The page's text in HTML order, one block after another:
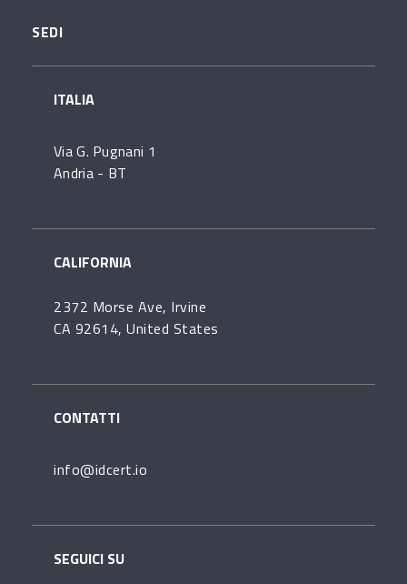
SEDI
ITALIA
Via G. Pugnani 1
Andria - BT
CALIFORNIA
2372 Morse Ave, Irvine
CA 92614, United States
CONTATTI
info@idcert.io
SEGUICI SU